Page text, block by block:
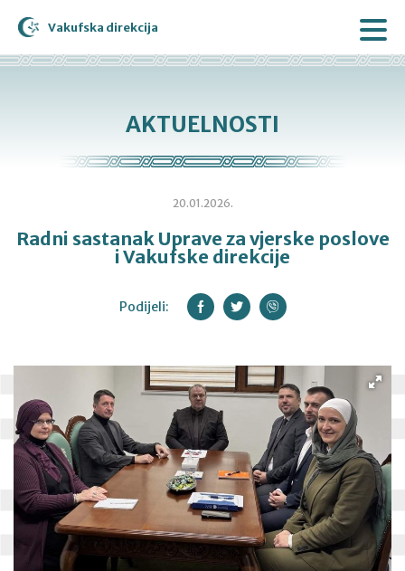
Vakufska direkcija
AKTUELNOSTI
20.01.2026.
Radni sastanak Uprave za vjerske poslove
i Vakufske direkcije
Podijeli: